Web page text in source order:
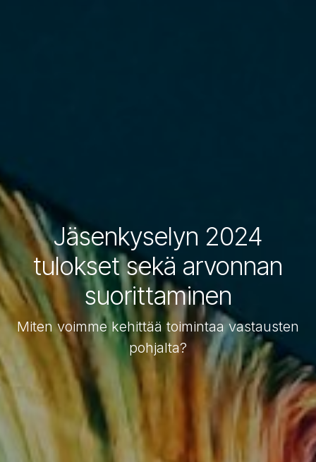
Jäsenkyselyn 2024
tulokset sekä arvonnan
suorittaminen
Miten voimme kehittää toimintaa vastausten
pohjalta?